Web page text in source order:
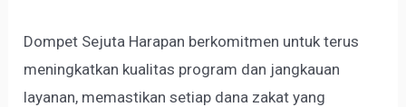
Dompet Sejuta Harapan berkomitmen untuk terus
meningkatkan kualitas program dan jangkauan
layanan, memastikan setiap dana zakat yang